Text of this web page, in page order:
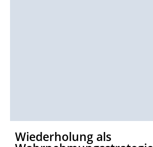
Wiederholung als